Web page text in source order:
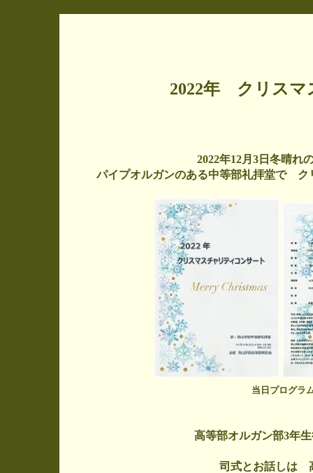
2022年 クリスマ
2022年12月3日冬晴
パイプオルガンのある中等部礼拝堂で ク
当日プログラ
高等部オルガン部3年
司式とお話しは